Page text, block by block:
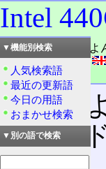
Intel
読み：インテル・よ
外語：Intel 440GX
品詞：商品名
Intelに
イエン
▼機能別検索
人気検索語
最近の更新語
今日の用語
おまかせ検索
▼別の語で検索